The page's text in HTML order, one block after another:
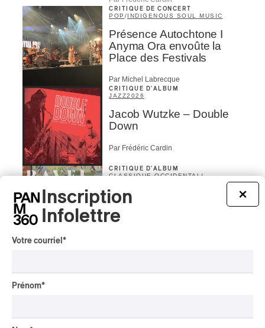
CRITIQUE DE CONCERT
POP /INDIGENOUS SOUL MUSIC
Présence Autochtone I
Anyma Ora envoûte la
Place des Festivals
Par Michel Labrecque
CRITIQUE D'ALBUM
JAZZ2026
Jacob Wutzke – Double
Down
Par Frédéric Cardin
CRITIQUE D'ALBUM
CLASSIQUE OCCIDENTAL/
Alain Trudel; Orchestre
symphonique de Trois-
Rivières; Élisabeth Pion;
CHANSON/CLASSIQUE/POP
ans de carrière
×
Inscription
Infolettre
Votre courriel *
Prénom*